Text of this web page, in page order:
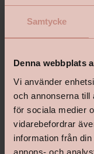
Samtycke
Denna webbplats
Vi använder
och annonserna till
för sociala medier
vidarebefordrar
information från
annons- och
iD Inspiration Click